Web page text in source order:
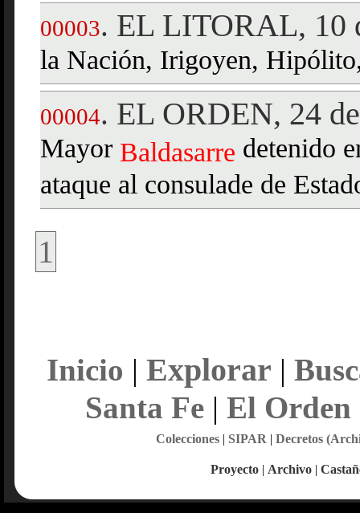
00003. EL LITORAL, 10
la Nación, Irigoyen,
00004. EL ORDEN, 24
Mayor Baldasarre detenido
ataque al consulade de
1
Inicio | Explorar |
Santa Fe| El Orden
Colecciones| SIPAR | Decretos
Proyecto | Archivo |